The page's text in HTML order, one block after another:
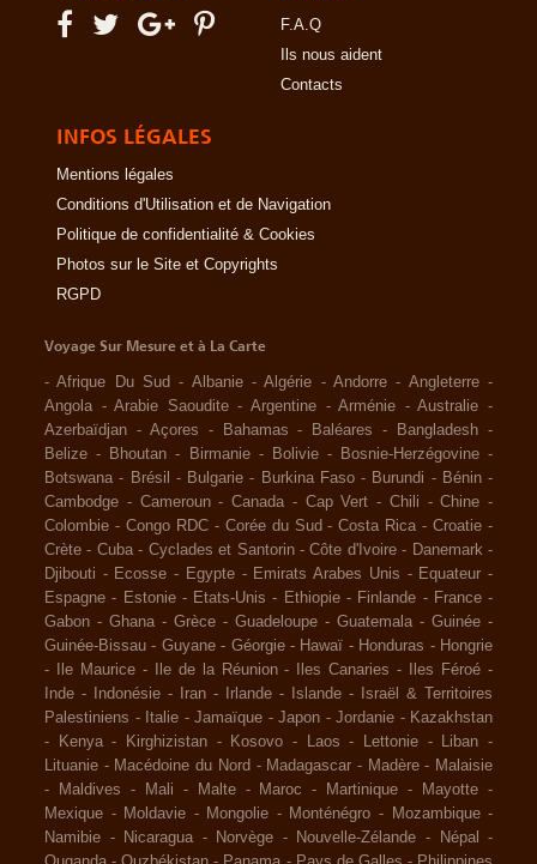
F.A.Q
Ils nous aident
Contacts
INFOS LÉGALES
Mentions légales
Conditions d'Utilisation et de Navigation
Politique de confidentialité & Cookies
Photos sur le Site et Copyrights
RGPD
Voyage Sur Mesure et à La Carte
-Afrique Du Sud - Albanie -Algérie -Andorre - Angleterre -
Angola -Arabie Saoudite -Argentine -Arménie -Australie -
Azerbaïdjan - Açores - Bahamas - Baléares - Bangladesh -
Belize - Bhoutan - Birmanie - Bolivie - Bosnie-Herzégovine -
Botswana - Brésil - Bulgarie - Burkina Faso - Burundi - Bénin -
Cambodge - Cameroun - Canada - Cap Vert - Chili -Chine -
Colombie - Congo RDC - Corée du Sud -Costa Rica -Croatie -
Crète - Cuba - Cyclades et Santorin -Côte d'Ivoire - Danemark -
Djibouti - Ecosse - Egypte - Emirats Arabes Unis - Equateur -
Espagne - Estonie - Etats-Unis - Ethiopie - Finlande - France -
Gabon - Ghana - Grèce - Guadeloupe - Guatemala - Guinée -
Guinée-Bissau - Guyane - Géorgie - Hawaï - Honduras - Hongrie
-
Ile Maurice - Ile de la Réunion - Iles Canaries - Iles Féroé -
Inde - Indonésie - Iran - Irlande - Islande -
Israël & Territoires
Palestiniens - Italie - Jamaïque - Japon - Jordanie - Kazakhstan
-
Kenya - Kirghizistan - Kosovo - Laos - Lettonie - Liban -
Lituanie - Macédoine du Nord - Madagascar - Madère - Malaisie
-
Maldives - Mali - Malte - Maroc - Martinique - Mayotte -
Mexique - Moldavie - Mongolie - Monténégro - Mozambique -
Namibie - Nicaragua - Norvège - Nouvelle-Zélande - Népal
-